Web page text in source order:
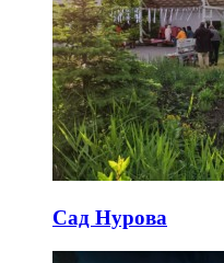
Сад Нурова